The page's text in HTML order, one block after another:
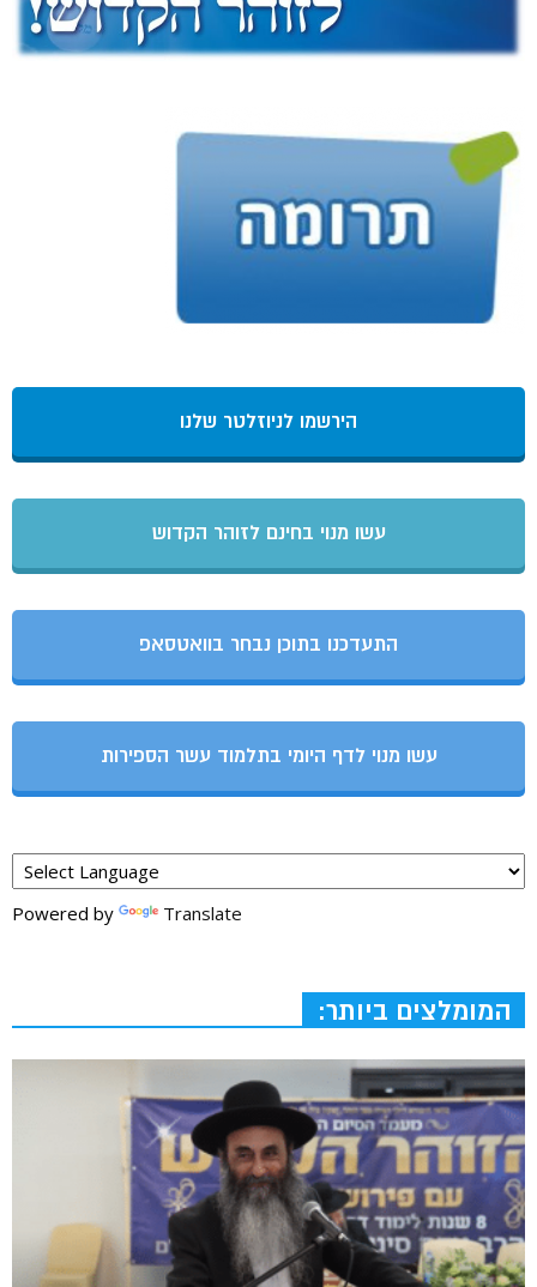
הירשמו לניוזלטר שלנו
עשו מנוי בחינם לזוהר הקדוש
התעדכנו בתוכן נבחר בוואטסאפ
עשו מנוי לדף היומי בתלמוד עשר הספירות
Powered by Translate
המומלצים ביותר: